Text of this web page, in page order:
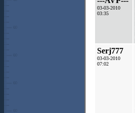
03-03-2010
03:35
Serj777
03-03-2010
07:02